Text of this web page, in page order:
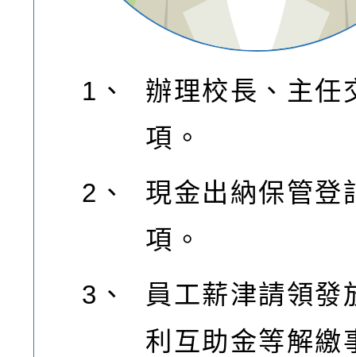
1、
辦理校長、主任
項。
2、
現金出納保管登
項。
3、
員工薪津請領發
利互助金等解繳